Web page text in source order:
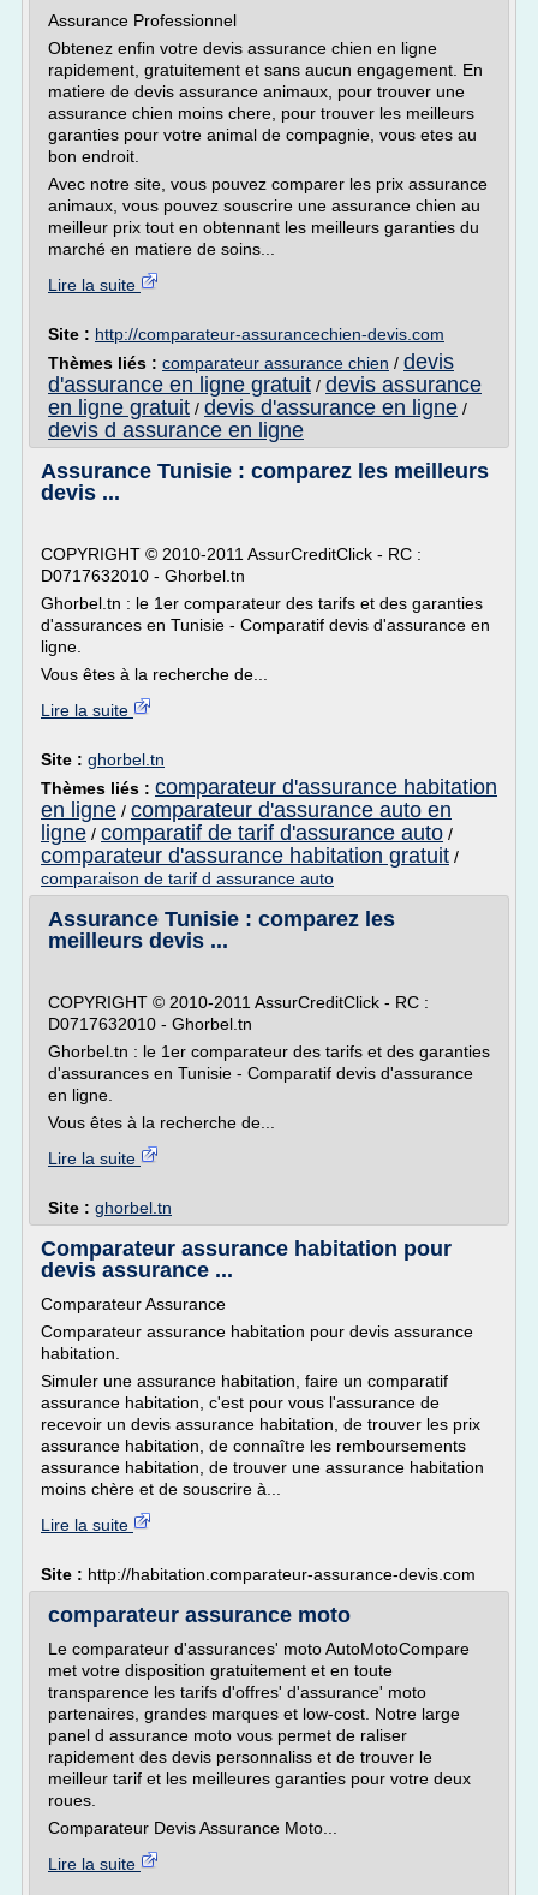
Assurance Professionnel
Obtenez enfin votre devis assurance chien en ligne
rapidement, gratuitement et sans aucun engagement. En
matiere de devis assurance animaux, pour trouver une
assurance chien moins chere, pour trouver les meilleurs
garanties pour votre animal de compagnie, vous etes au
bon endroit.
Avec notre site, vous pouvez comparer les prix assurance
animaux, vous pouvez souscrire une assurance chien au
meilleur prix tout en obtennant les meilleurs garanties du
marché en matiere de soins...
Lire la suite
Site : http://comparateur-assurancechien-devis.com
Thèmes liés : comparateur assurance chien / devis
d'assurance en ligne gratuit / devis assurance
en ligne gratuit / devis d'assurance en ligne /
devis d assurance en ligne
Assurance Tunisie : comparez les meilleurs
devis ...
COPYRIGHT © 2010-2011 AssurCreditClick - RC :
D0717632010 - Ghorbel.tn
Ghorbel.tn : le 1er comparateur des tarifs et des garanties
d'assurances en Tunisie - Comparatif devis d'assurance en
ligne.
Vous êtes à la recherche de...
Lire la suite
Site : ghorbel.tn
Thèmes liés : comparateur d'assurance habitation
en ligne / comparateur d'assurance auto en
ligne / comparatif de tarif d'assurance auto /
comparateur d'assurance habitation gratuit /
comparaison de tarif d assurance auto
Assurance Tunisie : comparez les
meilleurs devis ...
COPYRIGHT © 2010-2011 AssurCreditClick - RC :
D0717632010 - Ghorbel.tn
Ghorbel.tn : le 1er comparateur des tarifs et des garanties
d'assurances en Tunisie - Comparatif devis d'assurance
en ligne.
Vous êtes à la recherche de...
Lire la suite
Site : ghorbel.tn
Comparateur assurance habitation pour
devis assurance ...
Comparateur Assurance
Comparateur assurance habitation pour devis assurance
habitation.
Simuler une assurance habitation, faire un comparatif
assurance habitation, c'est pour vous l'assurance de
recevoir un devis assurance habitation, de trouver les prix
assurance habitation, de connaître les remboursements
assurance habitation, de trouver une assurance habitation
moins chère et de souscrire à...
Lire la suite
Site : http://habitation.comparateur-assurance-devis.com
comparateur assurance moto
Le comparateur d'assurances' moto AutoMotoCompare
met votre disposition gratuitement et en toute
transparence les tarifs d'offres' d'assurance' moto
partenaires, grandes marques et low-cost. Notre large
panel d assurance moto vous permet de raliser
rapidement des devis personnaliss et de trouver le
meilleur tarif et les meilleures garanties pour votre deux
roues.
Comparateur Devis Assurance Moto...
Lire la suite